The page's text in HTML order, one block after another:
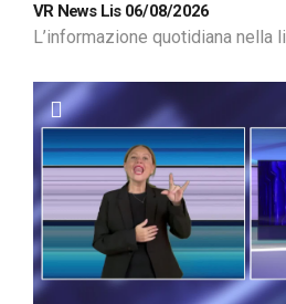
VR News Lis 06/08/2026
L’informazione quotidiana nella